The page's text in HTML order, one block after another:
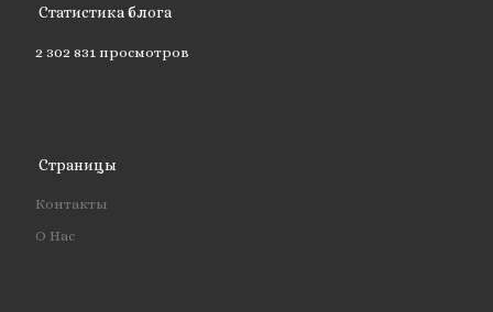
Статистика блога
2 302 831 просмотров
Страницы
Контакты
О Нас